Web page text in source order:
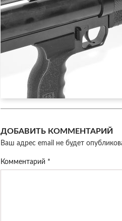
ДОБАВИТЬ КОММЕНТАРИЙ
Ваш адрес email не будет
Комментарий *